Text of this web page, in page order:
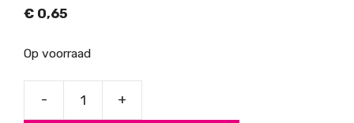
€ 0,65
Op voorraad
- +